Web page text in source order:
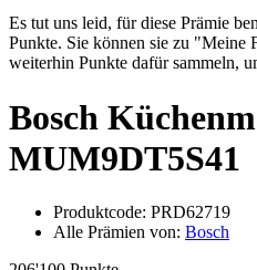
Es tut uns leid, für diese Prämie
Punkte. Sie können sie zu "Meine
weiterhin Punkte dafür sammeln,
Bosch
MUM9DT5S41
Produktcode: PRD62719
Alle Prämien von: Bosch